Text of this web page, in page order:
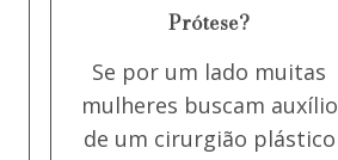
Prótese?
Se por um lado muitas
mulheres buscam auxílio
de um cirurgião plástico